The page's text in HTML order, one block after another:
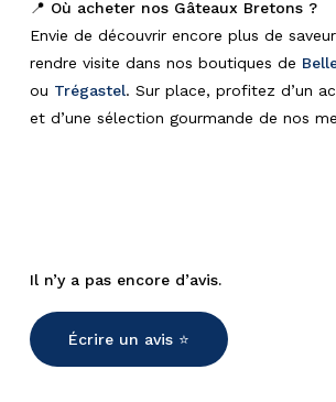
📍 Où acheter nos Gâteaux Bretons ?
Envie de découvrir encore plus de
rendre visite dans nos boutiques de
ou Trégastel. Sur place, profitez d’un
et d’une sélection gourmande de nos
Il n’y a pas encore d’avis.
Écrire un avis ⭐️